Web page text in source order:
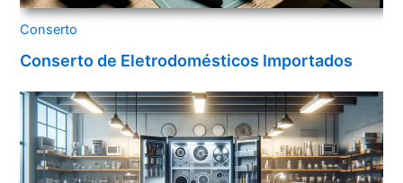
Conserto
Conserto de Eletrodomésticos Importados